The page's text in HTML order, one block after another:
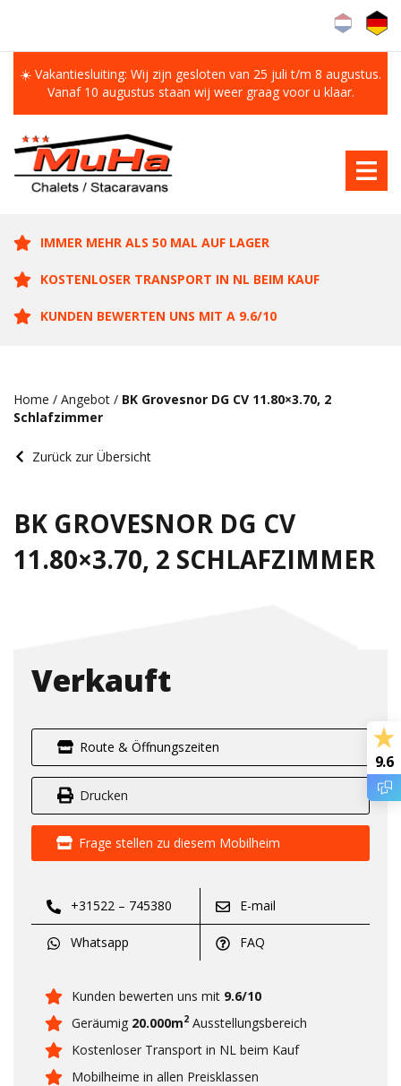
☀️ Vakantiesluiting: Wij zijn gesloten van 25 juli t/m 8 augustus.
Vanaf 10 augustus staan wij weer graag voor u klaar.
IMMER MEHR ALS 50 MAL AUF LAGER
KOSTENLOSER TRANSPORT IN NL BEIM KAUF
KUNDEN BEWERTEN UNS MIT A 9.6/10
Home / Angebot / BK Grovesnor DG CV 11.80×3.70, 2
Schlafzimmer
Zurück zur Übersicht
BK GROVESNOR DG CV
11.80×3.70, 2 SCHLAFZIMMER
Verkauft
Route & Öffnungszeiten
Drucken
Frage stellen zu diesem Mobilheim
+31522 – 745380 E-mail
Whatsapp FAQ
Kunden bewerten uns mit 9.6/10
Geräumig 20.000m2 Ausstellungsbereich
Kostenloser Transport in NL beim Kauf
Mobilheime in allen Preisklassen
9.6